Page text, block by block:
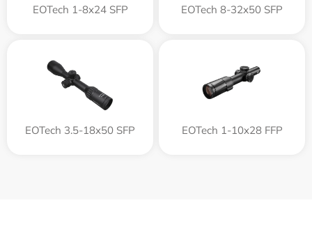
EOTech 1-8x24 SFP EOTech 8-32x50 SFP
EOTech 3.5-18x50 SFP EOTech 1-10x28 FFP